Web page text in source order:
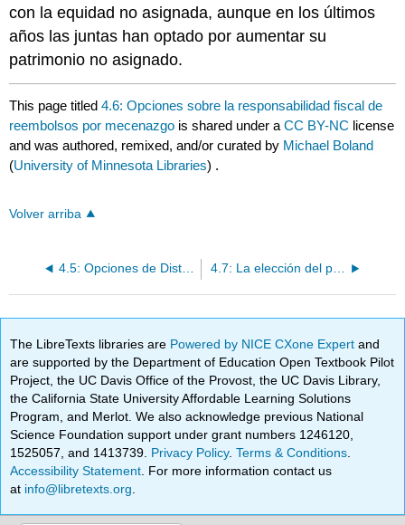
con la equidad no asignada, aunque en los últimos
años las juntas han optado por aumentar su
patrimonio no asignado.
This page titled4.6: Opciones sobre la responsabilidad fiscal de
reembolsos por mecenazgo is shared under aCC BY-NC license
and was authored, remixed, and/or curated by Michael Boland
(University of Minnesota Libraries) .
Volver arriba
4.5: Opciones de Distribución de Ingresos por Patrocinio y Unidades de Negocio Cooperativas 4.7: La elección del programa de canje de acciones tiene implicaciones para el balance general
The LibreTexts libraries are Powered by NICE CXone Expertand
are supported by the Department of Education Open Textbook Pilot
Project, the UC Davis Office of the Provost, the UC Davis Library,
the California State University Affordable Learning Solutions
Program, and Merlot. We also acknowledge previous National
Science Foundation support under grant numbers 1246120,
1525057, and 1413739. Privacy Policy.Terms & Conditions
Accessibility Statement . For more information contact us
at info@libretexts.org